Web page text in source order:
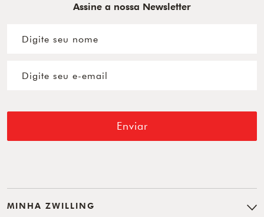
Assine a nossa Newsletter
Enviar
MINHA ZWILLING